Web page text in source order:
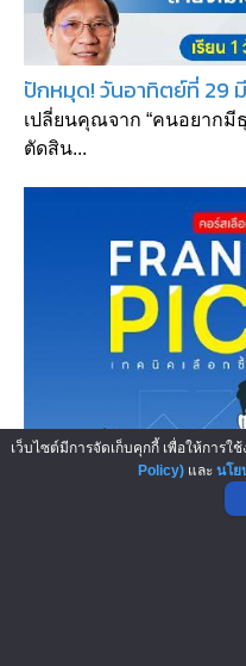
ปักหมุด! วันอาทิตย์ที่ 29
เปลี่ยนคุณจาก “คนอยากมี
ตัดสิน...
คอร์สเลือกซื้อแฟรนไชส์ วิ
คอร์สเลือกซื้อแฟรนไชส์ วิ
เว็บไซต์มีการจัดเก็บคุกกี้ เพื่อให้การใ
Policy)และ นโย